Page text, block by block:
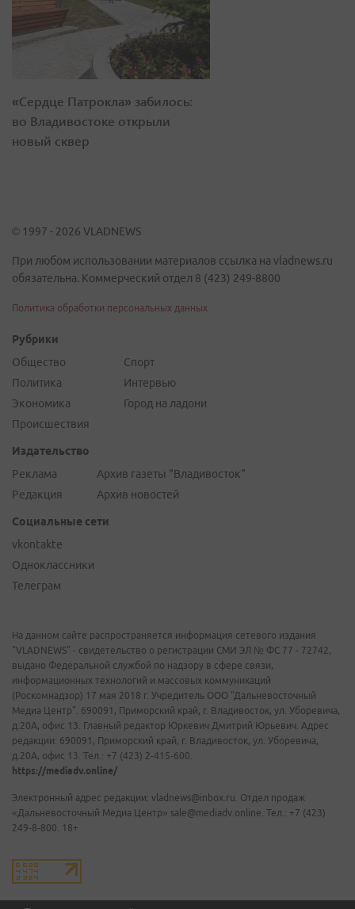
«Сердце Патрокла» забилось:
во Владивостоке открыли
новый сквер
© 1997 - 2026 VLADNEWS
При любом использовании материалов ссылка на vladnews.ru
обязательна. Коммерческий отдел 8 (423) 249-8800
Политика обработки персональных данных
Рубрики
Общество
Политика
Экономика
Происшествия
Спорт
Интервью
Город на ладони
Издательство
Реклама
Редакция
Архив газеты "Владивосток"
Архив новостей
Социальные сети
vkontakte
Одноклассники
Телеграм
На данном сайте распространяется информация сетевого издания
"VLADNEWS" - свидетельство о регистрации СМИ ЭЛ № ФС 77 - 72742,
выдано Федеральной службой по надзору в сфере связи,
информационных технологий и массовых коммуникаций
(Роскомнадзор) 17 мая 2018 г. Учредитель ООО "Дальневосточный
Медиа Центр". 690091, Приморский край, г. Владивосток, ул. Уборевича,
д.20А, офис 13. Главный редактор Юркевич Дмитрий Юрьевич. Адрес
редакции: 690091, Приморский край, г. Владивосток, ул. Уборевича,
д.20А, офис 13. Тел.: +7 (423) 2-415-600.
https://mediadv.online/
Электронный адрес редакции: vladnews@inbox.ru. Отдел продаж
«Дальневосточный Медиа Центр» sale@mediadv.online. Тел.: +7 (423)
249-8-800. 18+